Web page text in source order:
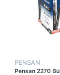
PENSAN
Pensan 2270